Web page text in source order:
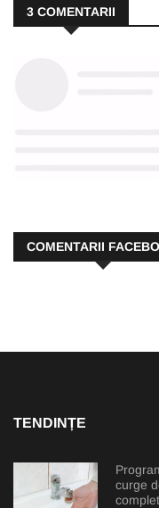
3 COMENTARII
COMENTARII
TENDINȚE
curge